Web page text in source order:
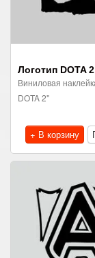
Логотип DOTA 2
Виниловая
DOTA 2"
+ В корзину